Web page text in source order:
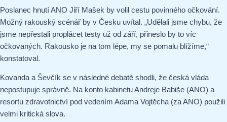
Poslanec hnutí ANO Jiří Mašek by volil cestu povinného očkování.
Možný rakouský scénář by v Česku uvítal. „Udělali jsme chybu, že
jsme nepřestali proplácet testy už od září, přineslo by to víc
očkovaných. Rakousko je na tom lépe, my se pomalu blížíme,“
konstatoval.
Kovanda a Ševčík se v následné debatě shodli, že česká vláda
nepostupuje správně. Na konto kabinetu Andreje Babiše (ANO) a
resortu zdravotnictví pod vedením Adama Vojtěcha (za ANO) použili
velmi kritická slova.